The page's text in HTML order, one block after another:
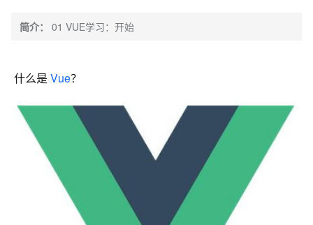
简介： 01 VUE学习：开始
什么是Vue？